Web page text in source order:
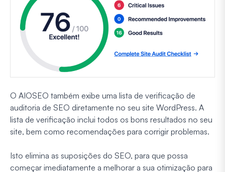
O AIOSEO também exibe uma lista de verificação de
auditoria de SEO diretamente no seu site WordPress. A
lista de verificação inclui todos os bons resultados no seu
site, bem como recomendações para corrigir problemas.
Isto elimina as suposições do SEO, para que possa
começar imediatamente a melhorar a sua otimização para